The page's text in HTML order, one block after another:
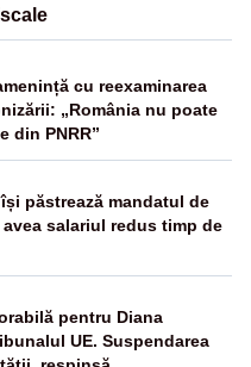
cu reexaminarea
„România nu poate
din PNRR”
păstrează mandatul de
avea salariul redus timp de
pentru Diana
UE. Suspendarea